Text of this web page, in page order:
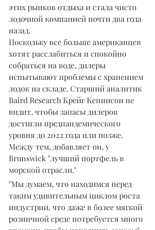
этих рынков отдыха и стала чисто
лодочной компанией почти два года
назад.
Поскольку все больше американцев
хотят расслабиться и спокойно
собраться на воде, дилеры
испытывают проблемы с хранением
лодок на складе. Старший аналитик
Baird Research Крейг Кеннисон не
видит, чтобы запасы дилеров
достигли предпандемического
уровня до 2022 года или позже.
Между тем, добавляет он, у
Brunswick "лучший портфель в
морской отрасли."
"Мы думаем, что находимся перед
таким удивительным циклом роста
индустрии, что даже в более мягкой
розничной среде потребуется много